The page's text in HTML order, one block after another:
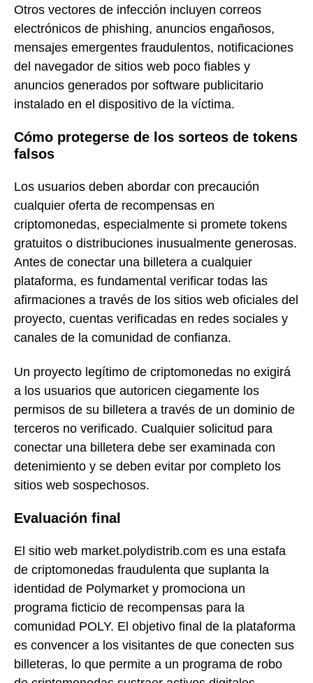
Otros vectores de infección incluyen correos
electrónicos de phishing, anuncios engañosos,
mensajes emergentes fraudulentos, notificaciones
del navegador de sitios web poco fiables y
anuncios generados por software publicitario
instalado en el dispositivo de la víctima.
Cómo protegerse de los sorteos de tokens
falsos
Los usuarios deben abordar con precaución
cualquier oferta de recompensas en
criptomonedas, especialmente si promete tokens
gratuitos o distribuciones inusualmente generosas.
Antes de conectar una billetera a cualquier
plataforma, es fundamental verificar todas las
afirmaciones a través de los sitios web oficiales del
proyecto, cuentas verificadas en redes sociales y
canales de la comunidad de confianza.
Un proyecto legítimo de criptomonedas no exigirá
a los usuarios que autoricen ciegamente los
permisos de su billetera a través de un dominio de
terceros no verificado. Cualquier solicitud para
conectar una billetera debe ser examinada con
detenimiento y se deben evitar por completo los
sitios web sospechosos.
Evaluación final
El sitio web market.polydistrib.com es una estafa
de criptomonedas fraudulenta que suplanta la
identidad de Polymarket y promociona un
programa ficticio de recompensas para la
comunidad POLY. El objetivo final de la plataforma
es convencer a los visitantes de que conecten sus
billeteras, lo que permite a un programa de robo